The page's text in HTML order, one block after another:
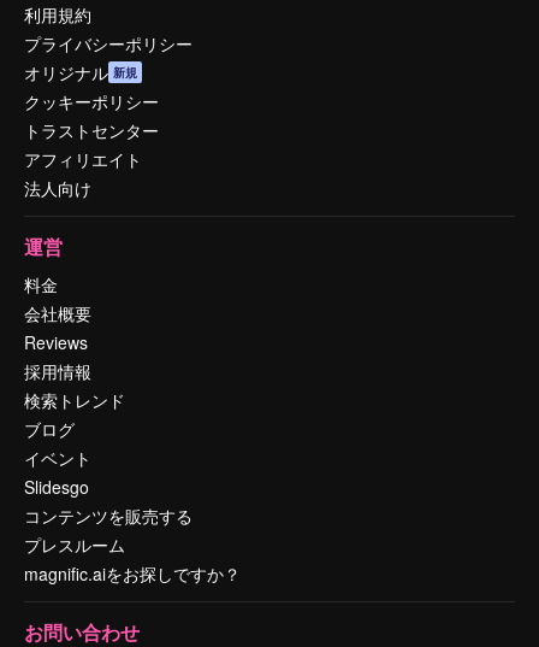
利用規約
プライバシーポリシー
オリジナル 新規
クッキーポリシー
トラストセンター
アフィリエイト
法人向け
運営
料金
会社概要
Reviews
採用情報
検索トレンド
ブログ
イベント
Slidesgo
コンテンツを販売する
プレスルーム
magnific.aiをお探しですか？
お問い合わせ